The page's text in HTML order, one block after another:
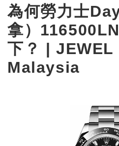
為何勞力士
拿）
下？ | JEWEL
Malaysia